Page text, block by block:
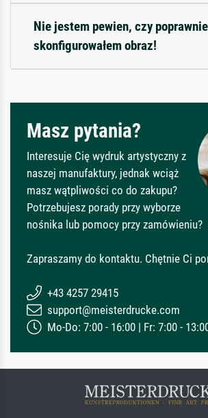
Nie jestem pewien, czy poprawnie
skonfigurowałem obraz!
Masz pytania?
Interesuje Cię wydruk artystyczny z
naszej manufaktury, jednak wciąż
masz wątpliwości co do zakupu?
Potrzebujesz porady przy wyborze
nośnika lub pomocy przy zamówieniu?
Zapraszamy do kontaktu. Chętnie Ci
+43 4257 29415
support@meisterdrucke.com
Mo-Do: 7:00 - 16:00 | Fr: 7:00 -